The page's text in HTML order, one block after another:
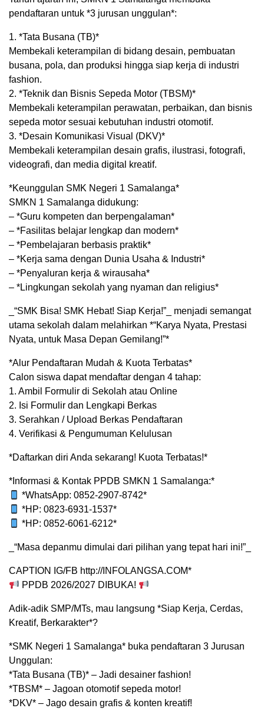
pendaftaran untuk *3 jurusan unggulan*:
1. *Tata Busana (TB)*
Membekali keterampilan di bidang desain, pembuatan
busana, pola, dan produksi hingga siap kerja di industri
fashion.
2. *Teknik dan Bisnis Sepeda Motor (TBSM)*
Membekali keterampilan perawatan, perbaikan, dan bisnis
sepeda motor sesuai kebutuhan industri otomotif.
3. *Desain Komunikasi Visual (DKV)*
Membekali keterampilan desain grafis, ilustrasi, fotografi,
videografi, dan media digital kreatif.
*Keunggulan SMK Negeri 1 Samalanga*
SMKN 1 Samalanga didukung:
– *Guru kompeten dan berpengalaman*
– *Fasilitas belajar lengkap dan modern*
– *Pembelajaran berbasis praktik*
– *Kerja sama dengan Dunia Usaha & Industri*
– *Penyaluran kerja & wirausaha*
– *Lingkungan sekolah yang nyaman dan religius*
_“SMK Bisa! SMK Hebat! Siap Kerja!”_ menjadi semangat
utama sekolah dalam melahirkan *“Karya Nyata, Prestasi
Nyata, untuk Masa Depan Gemilang!”*
*Alur Pendaftaran Mudah & Kuota Terbatas*
Calon siswa dapat mendaftar dengan 4 tahap:
1. Ambil Formulir di Sekolah atau Online
2. Isi Formulir dan Lengkapi Berkas
3. Serahkan / Upload Berkas Pendaftaran
4. Verifikasi & Pengumuman Kelulusan
*Daftarkan diri Anda sekarang! Kuota Terbatas!*
*Informasi & Kontak PPDB SMKN 1 Samalanga:*
*WhatsApp: 0852-2907-8742*
*HP: 0823-6931-1537*
*HP: 0852-6061-6212*
_“Masa depanmu dimulai dari pilihan yang tepat hari ini!”_
CAPTION IG/FB http://INFOLANGSA.COM*
PPDB 2026/2027 DIBUKA!
Adik-adik SMP/MTs, mau langsung *Siap Kerja, Cerdas,
Kreatif, Berkarakter*?
*SMK Negeri 1 Samalanga* buka pendaftaran 3 Jurusan
Unggulan:
*Tata Busana (TB)* – Jadi desainer fashion!
*TBSM* – Jagoan otomotif sepeda motor!
*DKV* – Jago desain grafis & konten kreatif!